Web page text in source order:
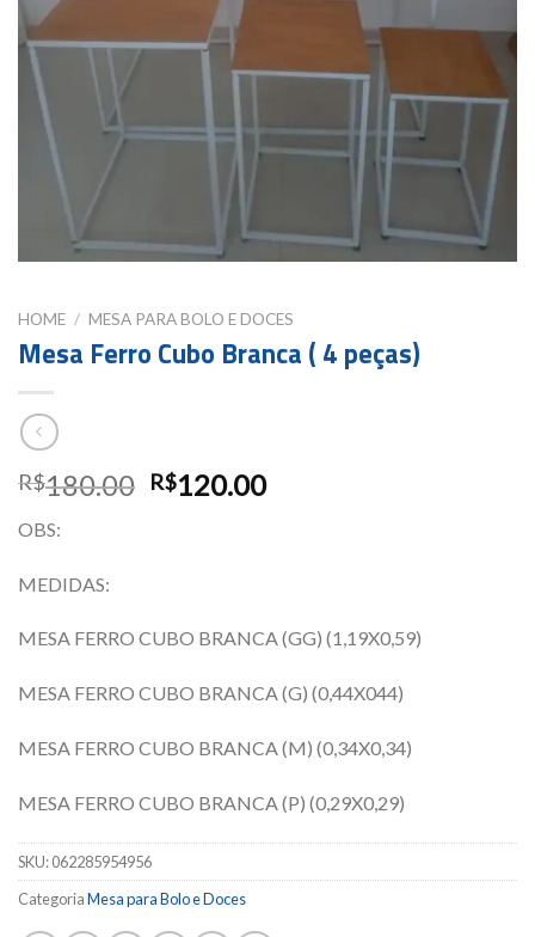
HOME / MESA PARA BOLO E DOCES
Mesa Ferro Cubo Branca ( 4 peças)
R$180.00 R$120.00
OBS:
MEDIDAS:
MESA FERRO CUBO BRANCA (GG) (1,19X0,59)
MESA FERRO CUBO BRANCA (G) (0,44X044)
MESA FERRO CUBO BRANCA (M) (0,34X0,34)
MESA FERRO CUBO BRANCA (P) (0,29X0,29)
SKU:062285954956
CategoriaMesa para Bolo e Doces